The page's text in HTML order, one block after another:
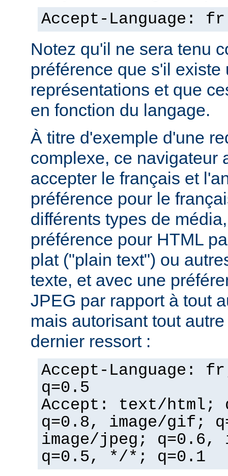
Accept-Language: fr
Notez qu'il ne sera tenu
préférence que s'il existe
représentations et que
en fonction du langage.
À titre d'exemple d'une
complexe, ce navigateur
accepter le français et
préférence pour le
différents types de
préférence pour HTML
plat ("plain text") ou
texte, et avec une
JPEG par rapport à tout
mais autorisant tout
dernier ressort :
Accept-Language:
q=0.5
Accept: text/html;
q=0.8, image/gif;
image/jpeg; q=0.6,
q=0.5, */*; q=0.1